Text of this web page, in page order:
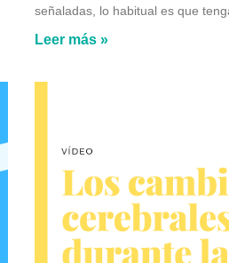
señaladas, lo habitual es que
Leer más »